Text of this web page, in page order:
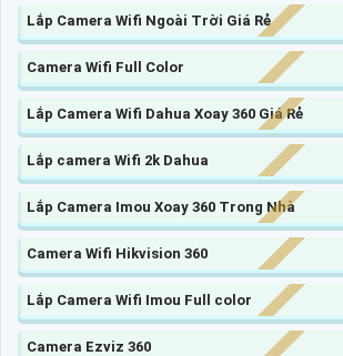
Lắp Camera Wifi Ngoài Trời Giá Rẻ
Camera Wifi Full Color
Lắp Camera Wifi Dahua Xoay 360 Giá Rẻ
Lắp camera Wifi 2k Dahua
Lắp Camera Imou Xoay 360 Trong Nhà
Camera Wifi Hikvision 360
Lắp Camera Wifi Imou Full color
Camera Ezviz 360